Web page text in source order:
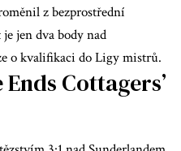
z bezprostřední
jen dva body nad
o kvalifikaci do Ligy mistrů.
Cottagers’